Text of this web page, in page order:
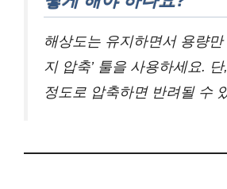
해상도는 유지하면서 용량만
지 압축’ 툴을 사용하세요.
정도로 압축하면 반려될 수